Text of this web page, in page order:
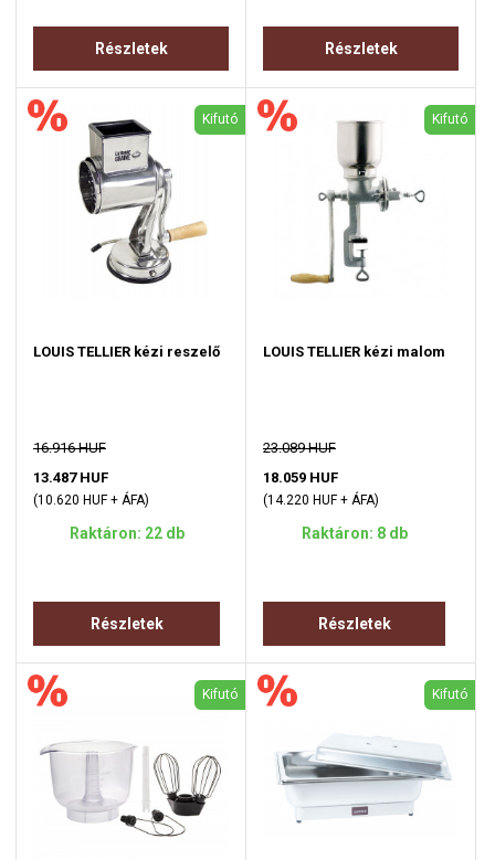
Részletek Részletek
Kifutó
LOUIS TELLIER kézi reszelő
16.916 HUF
13.487 HUF
(10.620 HUF + ÁFA)
Raktáron: 22 db
Részletek
Kifutó
LOUIS TELLIER kézi malom
23.089 HUF
18.059 HUF
(14.220 HUF + ÁFA)
Raktáron: 8 db
Részletek
Kifutó Kifutó